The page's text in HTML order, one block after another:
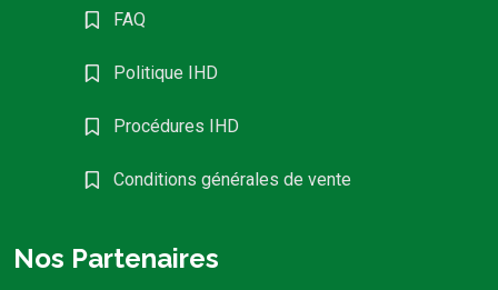
FAQ
Politique IHD
Procédures IHD
Conditions générales de vente
Nos Partenaires